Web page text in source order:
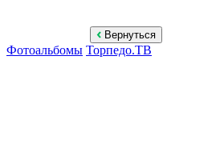
Вернуться
Фотоальбомы Торпедо.ТВ